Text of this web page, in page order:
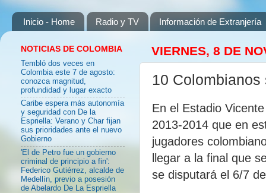
Inicio - Home Radio y TV Información de Extranjería
VIERNES, 8 DE
10
En el Estadio
2013-2014 que en
jugadores
llegar a la final que
se disputará el 6/7
NOTICIAS DE COLOMBIA
Tembló dos veces en
Colombia este 7 de agosto:
conozca magnitud,
profundidad y lugar exacto
Caribe espera más autonomía
y seguridad con De la
Espriella: Verano y Char fijan
sus prioridades ante el nuevo
Gobierno
'El de Petro fue un gobierno
criminal de principio a fin':
Federico Gutiérrez, alcalde de
Medellín, previo a posesión
de Abelardo De La Espriella